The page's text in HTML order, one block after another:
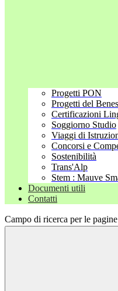
Progetti PON
Progetti del
Certificazioni
Soggiorno Studio
Viaggi di
Concorsi e
Sostenibilità
Trans'Alp
Stem : Mauve
Documenti utili
Contatti
Campo di ricerca per le